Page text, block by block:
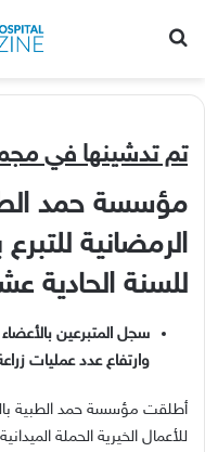
تم تدشينها في
مؤسسة حمد
الرمضانية للتبرع
للسنة الحادية
سجل المتبرعين بالأعضاء في
وارتفاع عدد عمليات زراعة الأعضاء
أطلقت مؤسسة حمد الطبية
للأعمال الخيرية الحملة